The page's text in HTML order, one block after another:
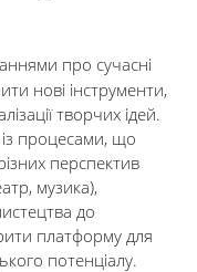
про сучасні
нові інструменти,
творчих ідей.
процесами, що
перспектив
музика),
до
платформу для
потенціалу.